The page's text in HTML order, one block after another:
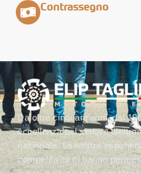
Contrassegno
Da oltre cinquant’anni, dal
eccellenza nel settore
nazionale. La nostra
competitività ci hanno